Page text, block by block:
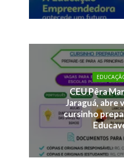
CEU Pêra
Jaraguá, abre
cursinho